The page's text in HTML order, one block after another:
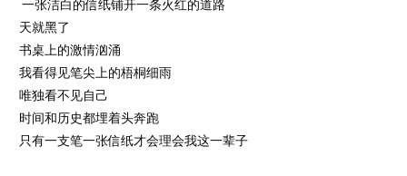
一张洁白的信纸铺开一条火红的道路
天就黑了
书桌上的激情汹涌
我看得见笔尖上的梧桐细雨
唯独看不见自己
时间和历史都埋着头奔跑
只有一支笔一张信纸才会理会我这一辈子